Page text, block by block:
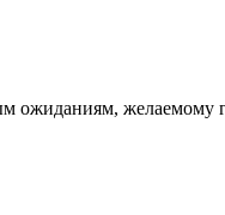
ожиданиям, желаемому